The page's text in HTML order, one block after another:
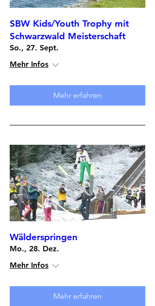
SBW Kids/Youth Trophy mit
Schwarzwald Meisterschaft
So., 27. Sept.
Mehr Infos
Mehr erfahren
Wälderspringen
Mo., 28. Dez.
Mehr Infos
Mehr erfahren